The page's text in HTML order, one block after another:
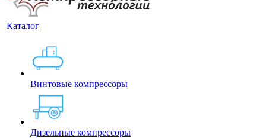
Каталог
Винтовые компрессоры
Дизельные компрессоры